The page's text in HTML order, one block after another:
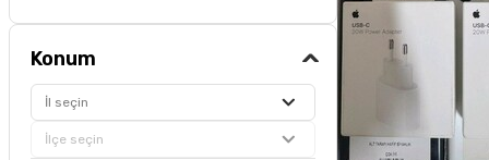
Konum
İl seçin
İlçe seçin